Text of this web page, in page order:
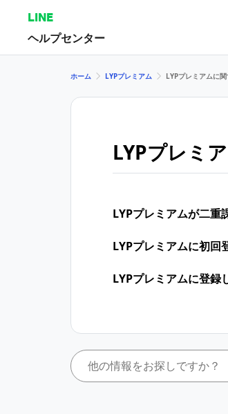
LINE
ヘルプセンター
ホーム LYPプレミアム LYPプレミアムに
LYPプレミ
LYPプレミアムが二重
LYPプレミアムに初回
LYPプレミアムに登録